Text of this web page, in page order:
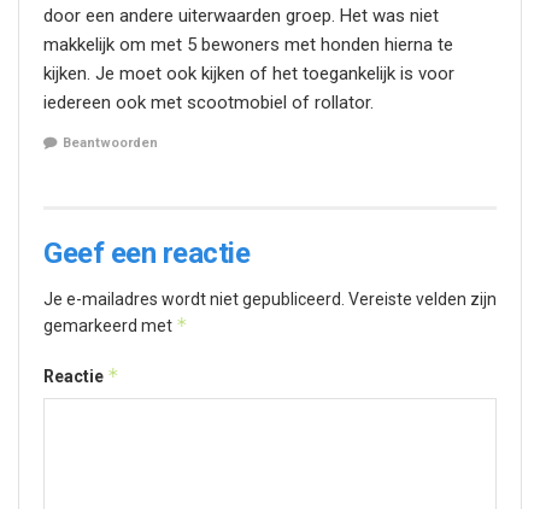
door een andere uiterwaarden groep. Het was niet
makkelijk om met 5 bewoners met honden hierna te
kijken. Je moet ook kijken of het toegankelijk is voor
iedereen ook met scootmobiel of rollator.
Beantwoorden
Geef een reactie
Je e-mailadres wordt niet gepubliceerd. Vereiste velden zijn
gemarkeerd met *
Reactie *